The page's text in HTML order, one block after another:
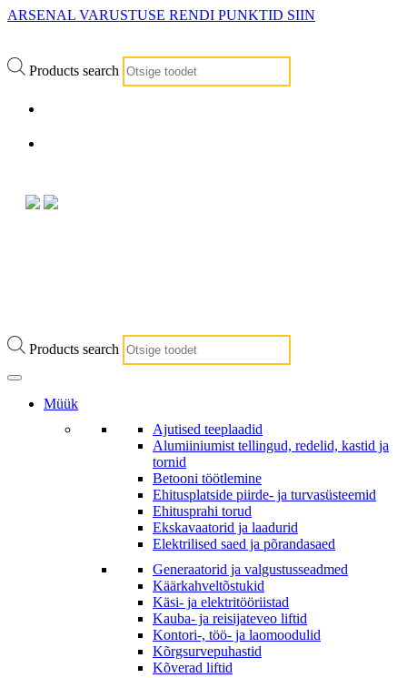
ARSENAL VARUSTUSE RENDI PUNKTID SIIN
Products search
Products search
Müük
Ajutised teeplaadid
Alumiiniumist tellingud, redelid, kastid ja
tornid
Betooni töötlemine
Ehitusplatside piirde- ja turvasüsteemid
Ehitusprahi torud
Ekskavaatorid ja laadurid
Elektrilised saed ja põrandasaed
Generaatorid ja valgustusseadmed
Käärkahveltõstukid
Käsi- ja elektritööriistad
Kauba- ja reisijateveo liftid
Kontori-, töö- ja laomoodulid
Kõrgsurvepuhastid
Kõverad liftid